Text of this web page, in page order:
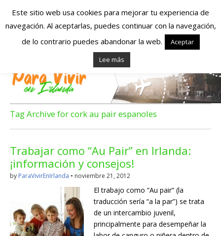
Españoles en
Irlanda – Vivir en
Irlanda – Trabajo
en Irlanda –
Alojamiento en
Irlanda
Blog dedicado a los que viven, estudian y trabajan en
Tag Archive for cork au pair espanoles
Trabajar como “Au Pair” en Irlanda:
¡información y consejos!
by ParaVivirEnIrlanda • noviembre 21, 2012
El trabajo como “Au pair” (la
traducción sería “a la par”) se trata
de un intercambio juvenil,
principalmente para desempeñar la
Este sitio web usa cookies para mejorar tu experiencia de
navegación. Al aceptarlas, puedes continuar con la navegación,
de lo contrario puedes abandonar la web.
Aceptar
Lee más